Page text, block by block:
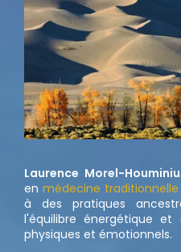
Laurence Morel-
en médecine
à des pratiques
l'équilibre énergétique et
physiques et émotionnels.